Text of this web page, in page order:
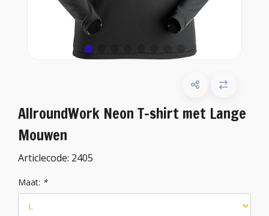
AllroundWork Neon T-shirt met Lange
Mouwen
Articlecode: 2405
Maat: *